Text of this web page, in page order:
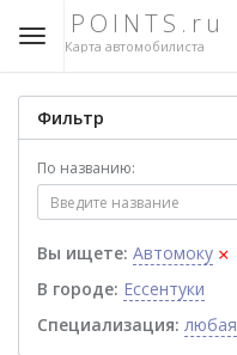
POINTS.ru
Карта автомобилиста
Фильтр
По названию:
Вы ищете: Автомоку ×
В городе: Ессентуки
Специализация: любая